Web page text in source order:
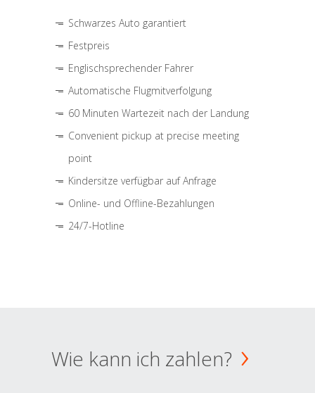
Schwarzes Auto garantiert
Festpreis
Englischsprechender Fahrer
Automatische Flugmitverfolgung
60 Minuten Wartezeit nach der Landung
Convenient pickup at precise meeting
point
Kindersitze verfügbar auf Anfrage
Online- und Offline-Bezahlungen
24/7-Hotline
Wie kann ich zahlen?